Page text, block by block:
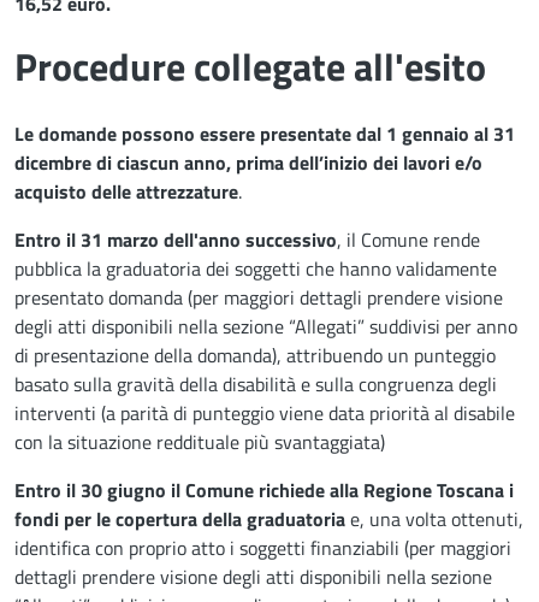
Procedure collegate all'esito
Le domande possono essere presentate dal 1 gennaio al 31
dicembre di ciascun anno, prima dell’inizio dei lavori e/o
acquisto delle attrezzature.
Entro il 31 marzo dell'anno successivo, il Comune rende
pubblica la graduatoria dei soggetti che hanno validamente
presentato domanda (per maggiori dettagli prendere visione
degli atti disponibili nella sezione “Allegati” suddivisi per anno
di presentazione della domanda), attribuendo un punteggio
basato sulla gravità della disabilità e sulla congruenza degli
interventi (a parità di punteggio viene data priorità al disabile
con la situazione reddituale più svantaggiata)
Entro il 30 giugno il Comune richiede alla Regione Toscana i
fondi per le copertura della graduatoriae, una volta ottenuti,
identifica con proprio atto i soggetti finanziabili (per maggiori
dettagli prendere visione degli atti disponibili nella sezione